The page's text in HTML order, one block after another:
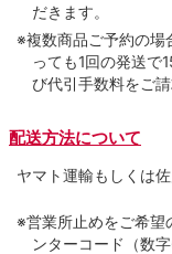
だきます。
※複数商品ご予約の場
っても1回の発送で
び代引手数料をご
配送方法について
ヤマト運輸もしくは
※営業所止めをご希望
ンターコード（数